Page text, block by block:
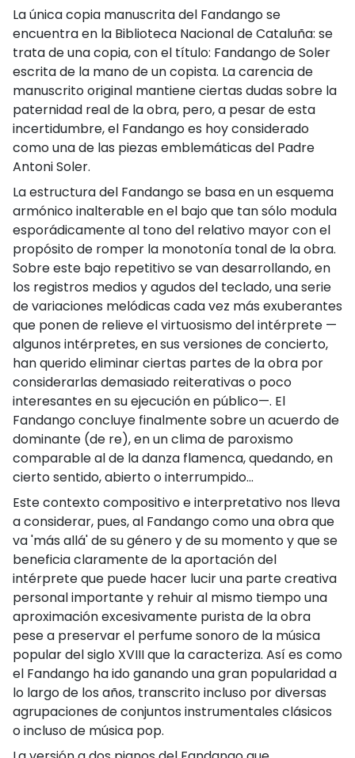
La única copia manuscrita del Fandango se
encuentra en la Biblioteca Nacional de Cataluña: se
trata de una copia, con el título: Fandango de Soler
escrita de la mano de un copista. La carencia de
manuscrito original mantiene ciertas dudas sobre la
paternidad real de la obra, pero, a pesar de esta
incertidumbre, el Fandango es hoy considerado
como una de las piezas emblemáticas del Padre
Antoni Soler.
La estructura del Fandango se basa en un esquema
armónico inalterable en el bajo que tan sólo modula
esporádicamente al tono del relativo mayor con el
propósito de romper la monotonía tonal de la obra.
Sobre este bajo repetitivo se van desarrollando, en
los registros medios y agudos del teclado, una serie
de variaciones melódicas cada vez más exuberantes
que ponen de relieve el virtuosismo del intérprete —
algunos intérpretes, en sus versiones de concierto,
han querido eliminar ciertas partes de la obra por
considerarlas demasiado reiterativas o poco
interesantes en su ejecución en público—. El
Fandango concluye finalmente sobre un acuerdo de
dominante (de re), en un clima de paroxismo
comparable al de la danza flamenca, quedando, en
cierto sentido, abierto o interrumpido...
Este contexto compositivo e interpretativo nos lleva
a considerar, pues, al Fandango como una obra que
va 'más allá' de su género y de su momento y que se
beneficia claramente de la aportación del
intérprete que puede hacer lucir una parte creativa
personal importante y rehuir al mismo tiempo una
aproximación excesivamente purista de la obra
pese a preservar el perfume sonoro de la música
popular del siglo XVIII que la caracteriza. Así es como
el Fandango ha ido ganando una gran popularidad a
lo largo de los años, transcrito incluso por diversas
agrupaciones de conjuntos instrumentales clásicos
o incluso de música pop.